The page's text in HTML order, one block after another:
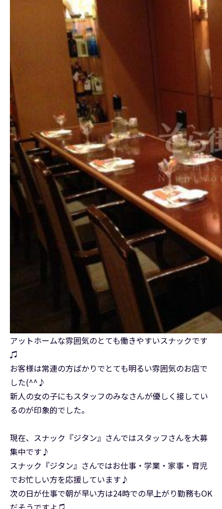
アットホームな雰囲気のとても働きやすいスナックです
♫
お客様は常連の方ばかりでとても明るい雰囲気のお店で
した(^^♪
新人の女の子にもスタッフのみなさんが優しく接してい
るのが印象的でした。
現在、スナック『ジタン』さんではスタッフさんを大募
集中です♪
スナック『ジタン』さんではお仕事・学業・家事・育児
でお忙しい方を応援しています♪
次の日が仕事で朝が早い方は24時での早上がり勤務もOK